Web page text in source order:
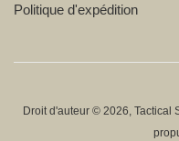
Politique d'expédition
Droit d'auteur © 2026, Tactical